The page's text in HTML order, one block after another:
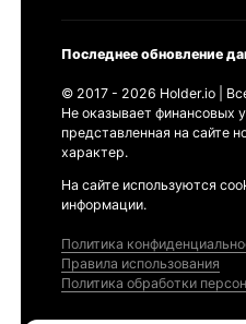
Последнее обновление
© 2017 - 2026 Holder.io |
Не оказывает финансовых
представленная на сайте
характер.
На сайте используются
информации.
Политика
Правила использования
Политика обработки